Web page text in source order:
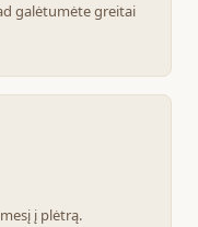
galėtumėte greitai
į plėtrą.